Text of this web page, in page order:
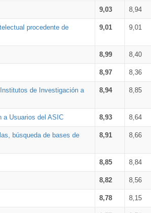
9,03 8,94
procedente de
9,01 9,01
8,99 8,40
8,97 8,36
de Investigación a
8,94 8,85
a Usuarios del ASIC 8,93 8,64
búsqueda de bases de
8,91 8,66
8,85 8,84
8,82 8,56
8,78 8,15